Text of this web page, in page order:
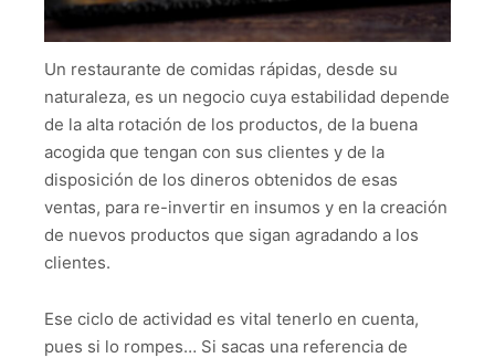
Un restaurante de comidas rápidas, desde su
naturaleza, es un negocio cuya estabilidad depende
de la alta rotación de los productos, de la buena
acogida que tengan con sus clientes y de la
disposición de los dineros obtenidos de esas
ventas, para re-invertir en insumos y en la creación
de nuevos productos que sigan agradando a los
clientes.
Ese ciclo de actividad es vital tenerlo en cuenta,
pues si lo rompes… Si sacas una referencia de